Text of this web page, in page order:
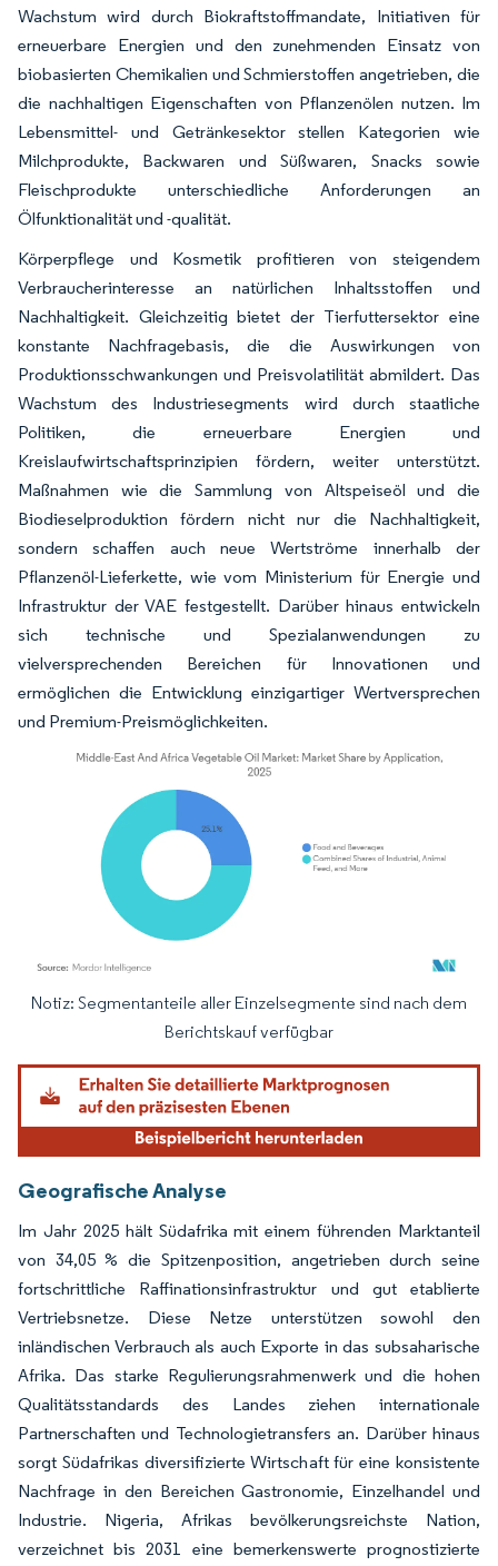
Wachstum wird durch Biokraftstoffmandate, Initiativen für
erneuerbare Energien und den zunehmenden Einsatz von
biobasierten Chemikalien und Schmierstoffen angetrieben, die
die nachhaltigen Eigenschaften von Pflanzenölen nutzen. Im
Lebensmittel- und Getränkesektor stellen Kategorien wie
Milchprodukte, Backwaren und Süßwaren, Snacks sowie
Fleischprodukte unterschiedliche Anforderungen an
Ölfunktionalität und -qualität.
Körperpflege und Kosmetik profitieren von steigendem
Verbraucherinteresse an natürlichen Inhaltsstoffen und
Nachhaltigkeit. Gleichzeitig bietet der Tierfuttersektor eine
konstante Nachfragebasis, die die Auswirkungen von
Produktionsschwankungen und Preisvolatilität abmildert. Das
Wachstum des Industriesegments wird durch staatliche
Politiken, die erneuerbare Energien und
Kreislaufwirtschaftsprinzipien fördern, weiter unterstützt.
Maßnahmen wie die Sammlung von Altspeiseöl und die
Biodieselproduktion fördern nicht nur die Nachhaltigkeit,
sondern schaffen auch neue Wertströme innerhalb der
Pflanzenöl-Lieferkette, wie vom Ministerium für Energie und
Infrastruktur der VAE festgestellt. Darüber hinaus entwickeln
sich technische und Spezialanwendungen zu
vielversprechenden Bereichen für Innovationen und
ermöglichen die Entwicklung einzigartiger Wertversprechen
und Premium-Preis­möglichkeiten.
Bild © Mordor Intelligence. Wiederverwendung erfordert Namensnennung
Notiz: Segmentanteile aller Einzelsegmente sind nach dem
Berichtskauf verfügbar
Geografische Analyse
Im Jahr 2025 hält Südafrika mit einem führenden Marktanteil
von 34,05 % die Spitzenposition, angetrieben durch seine
fortschrittliche Raffinationsinfrastruktur und gut etablierte
Vertriebsnetze. Diese Netze unterstützen sowohl den
inländischen Verbrauch als auch Exporte in das subsaharische
Afrika. Das starke Regulierungsrahmenwerk und die hohen
Qualitätsstandards des Landes ziehen internationale
Partnerschaften und Technologietransfers an. Darüber hinaus
sorgt Südafrikas diversifizierte Wirtschaft für eine konsistente
Nachfrage in den Bereichen Gastronomie, Einzelhandel und
Industrie. Nigeria, Afrikas bevölkerungsreichste Nation,
verzeichnet bis 2031 eine bemerkenswerte prognostizierte